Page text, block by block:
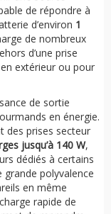
de répondre à
d’environ 1
de nombreux
d’une prise
extérieur ou pour
de sortie
en énergie.
des prises secteur
jusqu’à 140 W,
dédiés à certains
polyvalence
en même
rapide de